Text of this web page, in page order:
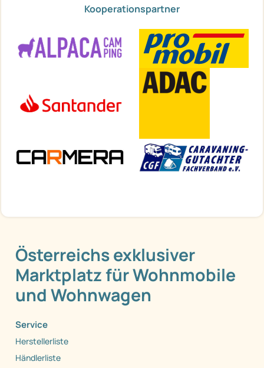
Kooperationspartner
Österreichs exklusiver
Marktplatz für Wohnmobile
und Wohnwagen
Service
Herstellerliste
Händlerliste